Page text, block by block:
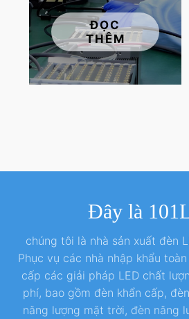
ĐỌC
THÊM
Đây là
chúng tôi là nhà sản xuất đèn
Phục vụ các nhà nhập khẩu
cấp các giải pháp LED chất
phí, bao gồm đèn khẩn cấp,
năng lượng mặt trời, đèn năng